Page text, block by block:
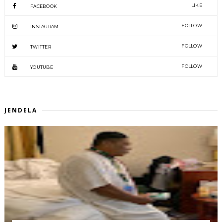
FACEBOOK LIKE
INSTAGRAM FOLLOW
TWITTER FOLLOW
YOUTUBE FOLLOW
JENDELA